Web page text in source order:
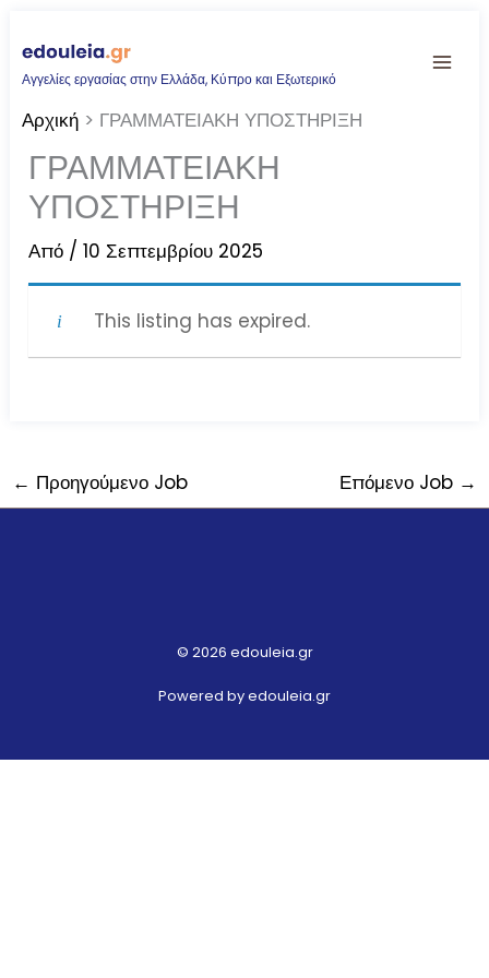
στο
περιεχόμενο
Αγγελίες εργασίας στην Ελλάδα, Κύπρο και Εξωτερικό
Αρχική ΓΡΑΜΜΑΤΕΙΑΚΗ ΥΠΟΣΤΗΡΙΞΗ
ΓΡΑΜΜΑΤΕΙΑΚΗ
ΥΠΟΣΤΗΡΙΞΗ
Από /10 Σεπτεμβρίου 2025
This listing has expired.
← Προηγούμενο Job Επόμενο Job →
© 2026 edouleia.gr
Powered by edouleia.gr